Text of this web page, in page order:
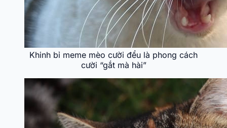
Khinh bỉ meme mèo cười đểu là phong cách
cười “gắt mà hài”